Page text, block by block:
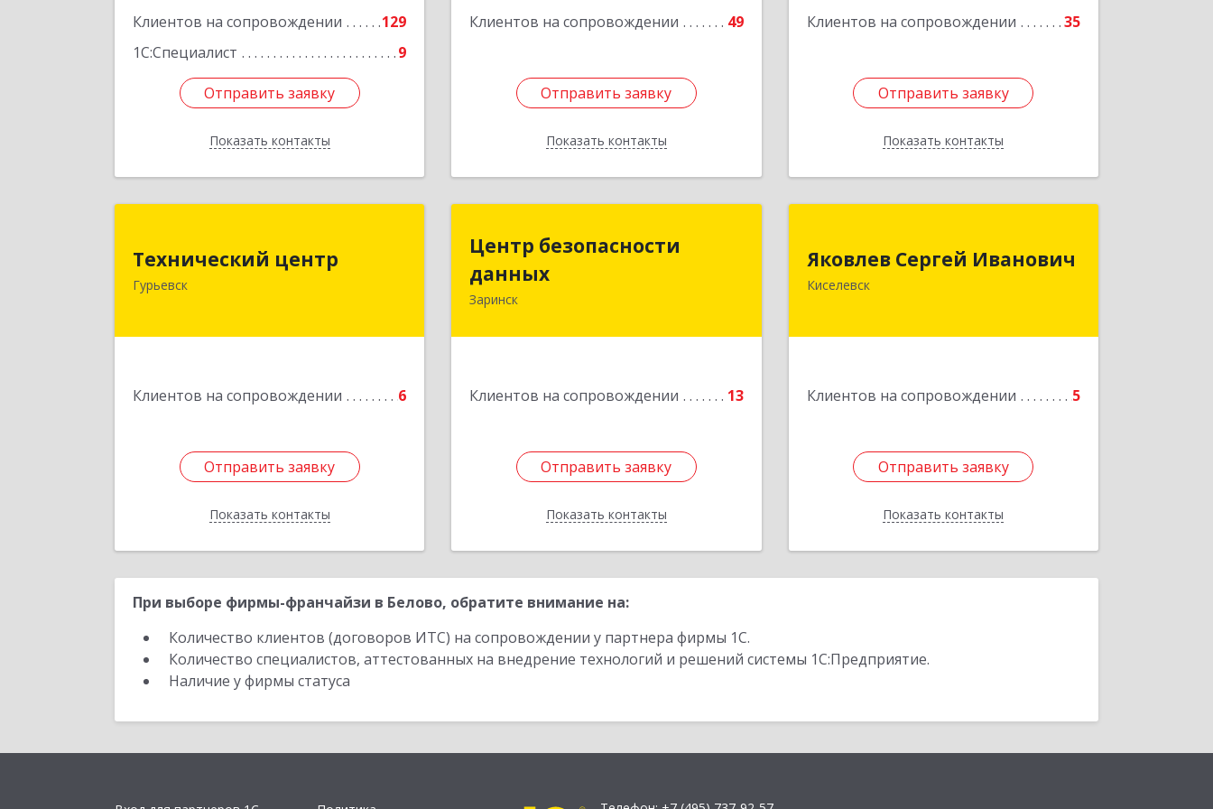
Клиентов на сопровождении
129
1С:Специалист
9
Отправить заявку
Показать контакты
Отправить заявку
Назад
Клиентов на сопровождении 49
Отправить заявку
Показать контакты
Подробнее
Отправить заявку
Назад
Клиентов на сопровождении 35
Отправить заявку
Показать контакты
Отправить заявку
Назад
Технический центр
Гурьевск
Клиентов на сопровождении 6
Отправить заявку
Показать контакты
652780, Кемеровская область -
Кузбасс, Гурьевский р-н, Гурьевск г,
Отправить заявку
Назад
Центр безопасности
данных
Заринск
Клиентов на сопровождении 13
Отправить заявку
Показать контакты
Центр безопасности
данных
659100, Алтайский край, Заринск г,
Отправить заявку
Назад
Яковлев Сергей Иванович
Киселевск
Клиентов на сопровождении 5
Отправить заявку
Показать контакты
650002, Кемеровская обл, г.Кемерово,
пр-т Шахтеров, дом № 90, кв.104
Подробнее
Отправить заявку
Назад
При выборе фирмы-франчайзи в Белово, обратите внимание на:
Количество клиентов (договоров ИТС) на сопровождении у партнера фирмы 1С.
Количество специалистов, аттестованных на внедрение технологий и решений системы 1С:Предприятие.
Наличие у фирмы статуса